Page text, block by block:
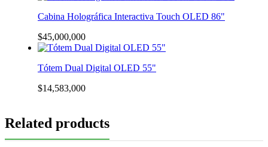
Cabina Holográfica Interactiva Touch OLED 86"
$45,000,000
Tótem Dual Digital OLED 55"
$14,583,000
Related products